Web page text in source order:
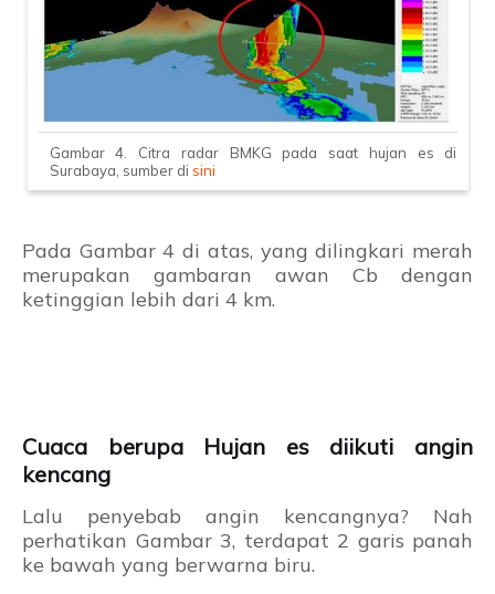
Gambar 4. Citra radar BMKG pada saat hujan es di
Surabaya, sumber di sini
Pada Gambar 4 di atas, yang dilingkari merah
merupakan gambaran awan Cb dengan
ketinggian lebih dari 4 km.
Cuaca berupa Hujan es diikuti angin
kencang
Lalu penyebab angin kencangnya? Nah
perhatikan Gambar 3, terdapat 2 garis panah
ke bawah yang berwarna biru.